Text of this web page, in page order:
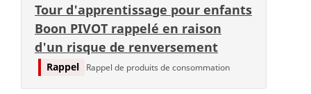
Tour d'apprentissage pour enfants
Boon PIVOT rappelé en raison
d'un risque de renversement
Rappel Rappel de produits de consommation